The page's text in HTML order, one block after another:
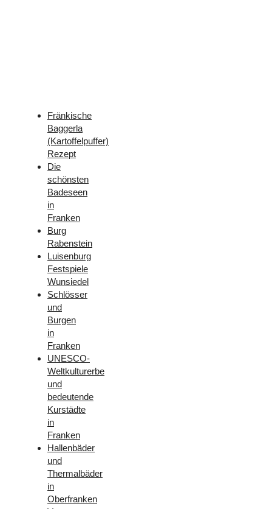
Fränkische
Baggerla
(Kartoffelpuffer)
Rezept
Die
schönsten
Badeseen
in
Franken
Burg
Rabenstein
Luisenburg
Festspiele
Wunsiedel
Schlösser
und
Burgen
in
Franken
UNESCO-
Weltkulturerbe
und
bedeutende
Kurstädte
in
Franken
Hallenbäder
und
Thermalbäder
in
Oberfranken